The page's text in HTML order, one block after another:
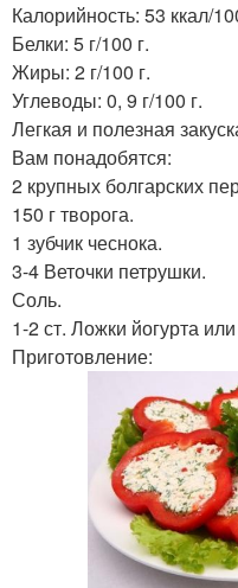
Калорийность: 53 ккал/
Белки: 5 г/100 г.
Жиры: 2 г/100 г.
Углеводы: 0, 9 г/100 г.
Легкая и полезная
Вам понадобятся:
2 крупных болгарских
150 г творога.
1 зубчик чеснока.
3-4 Веточки петрушки.
Соль.
1-2 ст. Ложки йогурта
Приготовление: